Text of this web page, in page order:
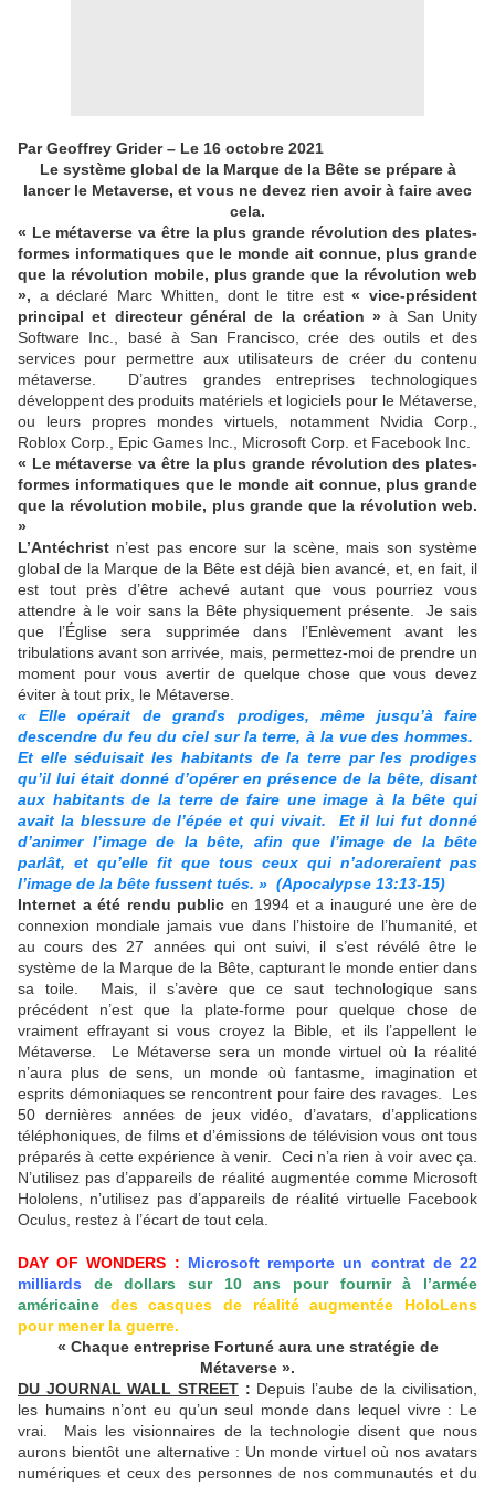
Par Geoffrey Grider – Le 16 octobre 2021
Le système global de la Marque de la Bête se prépare à
lancer le Metaverse, et vous ne devez rien avoir à faire avec
cela.
« Le métaverse va être la plus grande révolution des plates-
formes informatiques que le monde ait connue, plus grande
que la révolution mobile, plus grande que la révolution web
», a déclaré Marc Whitten, dont le titre est« vice-président
principal et directeur général de la création » à San Unity
Software Inc., basé à San Francisco, crée des outils et des
services pour permettre aux utilisateurs de créer du contenu
métaverse. D’autres grandes entreprises technologiques
développent des produits matériels et logiciels pour le Métaverse,
ou leurs propres mondes virtuels, notamment Nvidia Corp.,
Roblox Corp., Epic Games Inc., Microsoft Corp. et Facebook Inc.
« Le métaverse va être la plus grande révolution des plates-
formes informatiques que le monde ait connue, plus grande
que la révolution mobile, plus grande que la révolution web.
»
L’Antéchrist n’est pas encore sur la scène, mais son système
global de la Marque de la Bête est déjà bien avancé, et, en fait, il
est tout près d’être achevé autant que vous pourriez vous
attendre à le voir sans la Bête physiquement présente. Je sais
que l’Église sera supprimée dans l’Enlèvement avant les
tribulations avant son arrivée, mais, permettez-moi de prendre un
moment pour vous avertir de quelque chose que vous devez
éviter à tout prix, le Métaverse.
« Elle opérait de grands prodiges, même jusqu’à faire
descendre du feu du ciel sur la terre, à la vue des hommes.
Et elle séduisait les habitants de la terre par les prodiges
qu’il lui était donné d’opérer en présence de la bête, disant
aux habitants de la terre de faire une image à la bête qui
avait la blessure de l’épée et qui vivait. Et il lui fut donné
d’animer l’image de la bête, afin que l’image de la bête
parlât, et qu’elle fit que tous ceux qui n’adoreraient pas
l’image de la bête fussent tués. » (Apocalypse 13:13-15)
Internet a été rendu public en 1994 et a inauguré une ère de
connexion mondiale jamais vue dans l’histoire de l’humanité, et
au cours des 27 années qui ont suivi, il s’est révélé être le
système de la Marque de la Bête, capturant le monde entier dans
sa toile. Mais, il s’avère que ce saut technologique sans
précédent n’est que la plate-forme pour quelque chose de
vraiment effrayant si vous croyez la Bible, et ils l’appellent le
Métaverse. Le Métaverse sera un monde virtuel où la réalité
n’aura plus de sens, un monde où fantasme, imagination et
esprits démoniaques se rencontrent pour faire des ravages. Les
50 dernières années de jeux vidéo, d’avatars, d’applications
téléphoniques, de films et d’émissions de télévision vous ont tous
préparés à cette expérience à venir. Ceci n’a rien à voir avec ça.
N’utilisez pas d’appareils de réalité augmentée comme Microsoft
Hololens, n’utilisez pas d’appareils de réalité virtuelle Facebook
Oculus, restez à l’écart de tout cela.
DAY OF WONDERS : Microsoft remporte un contrat de 22
milliards
de dollars sur 10 ans pour fournir à l’armée
américaine
des casques de réalité augmentée HoloLens
pour mener la guerre.
« Chaque entreprise Fortuné aura une stratégie de
Métaverse ».
DU JOURNAL WALL STREET : Depuis l’aube de la civilisation,
les humains n’ont eu qu’un seul monde dans lequel vivre : Le
vrai. Mais les visionnaires de la technologie disent que nous
aurons bientôt une alternative : Un monde virtuel où nos avatars
numériques et ceux des personnes de nos communautés et du